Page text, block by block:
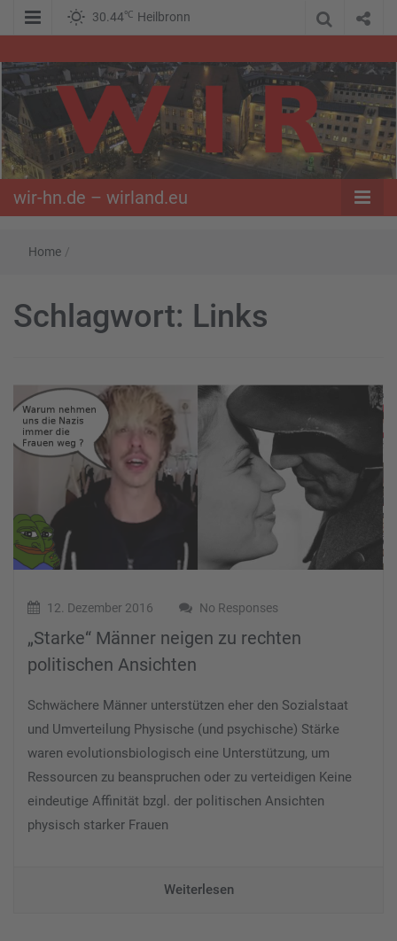
30.44℃ Heilbronn
wir-hn.de –
wirland.eu
wir-hn.de – wirland.eu
Home /
Schlagwort: Links
12. Dezember 2016 No Responses
„Starke“ Männer neigen zu rechten
politischen Ansichten
Schwächere Männer unterstützen eher den Sozialstaat
und Umverteilung Physische (und psychische) Stärke
waren evolutionsbiologisch eine Unterstützung, um
Ressourcen zu beanspruchen oder zu verteidigen Keine
eindeutige Affinität bzgl. der politischen Ansichten
physisch starker Frauen
Weiterlesen